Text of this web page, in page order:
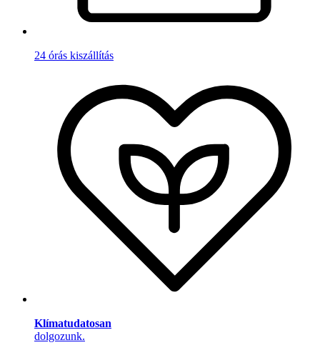
24 órás kiszállítás
Klímatudatosan
dolgozunk.